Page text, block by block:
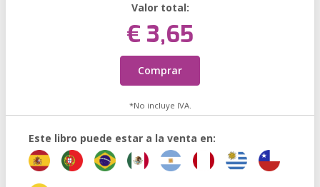
Valor total:
€ 3,65
Comprar
*No incluye IVA.
Este libro puede estar a la venta en: